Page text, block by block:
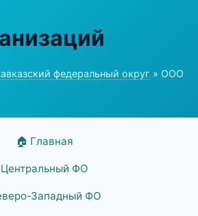
федеральный округ » ООО
🏠 Главная
Центральный ФО
Западный ФО